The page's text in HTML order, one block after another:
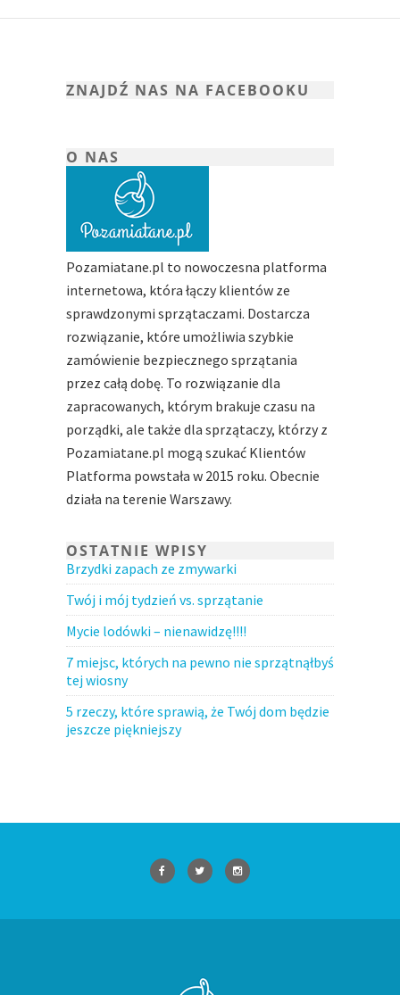
ZNAJDŹ NAS NA FACEBOOKU
O NAS
Pozamiatane.pl to nowoczesna platforma
internetowa, która łączy klientów ze
sprawdzonymi sprzątaczami. Dostarcza
rozwiązanie, które umożliwia szybkie
zamówienie bezpiecznego sprzątania
przez całą dobę. To rozwiązanie dla
zapracowanych, którym brakuje czasu na
porządki, ale także dla sprzątaczy, którzy z
Pozamiatane.pl mogą szukać Klientów
Platforma powstała w 2015 roku. Obecnie
działa na terenie Warszawy.
OSTATNIE WPISY
Brzydki zapach ze zmywarki
Twój i mój tydzień vs. sprzątanie
Mycie lodówki – nienawidzę!!!!
7 miejsc, których na pewno nie sprzątnąłbyś
tej wiosny
5 rzeczy, które sprawią, że Twój dom będzie
jeszcze piękniejszy